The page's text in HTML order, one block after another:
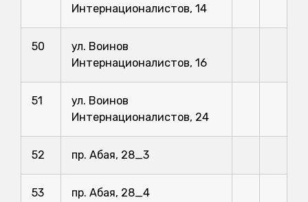
Интернационалистов, 14
50
ул. Воинов
Интернационалистов, 16
51
ул. Воинов
Интернационалистов, 24
52 пр. Абая, 28_3
53 пр. Абая, 28_4